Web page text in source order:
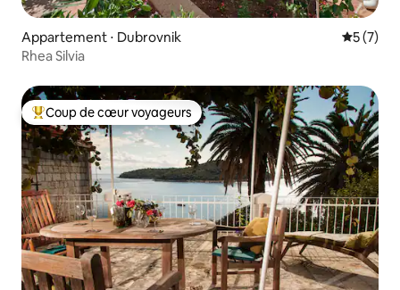
Appartement ⋅ Dubrovnik
5 (7)
Rhea Silvia
Coups de cœur voyageurs les plus appréciés
Coup de cœur voyageurs